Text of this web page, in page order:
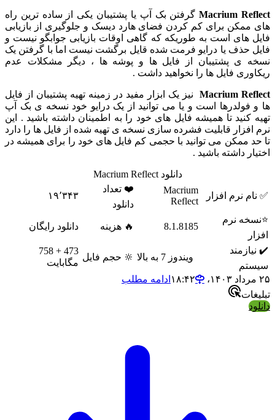
Macriumگرفتن بک آپ یا پشتیبان یکی از ساده ترین راه
ممکن برای کم کردن فضای هارد دیسک و جلوگیری از بازیابی
های است به طوریکه که گاهی اوقات بازیابی جوابگو نیست و
حذف یا درایو فرمت شده قایل برگشت نیست اما با گرفتن یک
ی پشتیبان از فایل ها و پوشه ها ، دیگر مشکلات عدم
فایل ها را نخواهید داشت .
Macrium نیز یک ابزار مفید در زمینه تهیه پشتیبان از فایل
و فولدرها است و یا می توانید از یک درایو خود نسخه ی بک آپ
کنید تا همیشه فایل های خود را به اطمینان داشته باشید . این
افزار قابلیت فشرده سازی نسخه ی تهیه شده از فایل ها را دارد
حد ممکن می توانید با حجمی کم فایل های خود را برای همیشه در
داشته باشید .
دانلود Macrium Reflect
✅ نام نرم افزار
Macrium
Reflect
❤️ تعداد
دانلود
۱۹٬۳۴۳
⭐نسخه نرم
افزار
8.1.8185 🔥 هزینه دانلود رایگان
✔️ نیازمند
سیستم
ویندوز 7 به بالا 🔆 حجم فایل
473 + 758
مگابایت
۱۴۰۳،‏ ۱۸:۴۲
ادامه مطلب